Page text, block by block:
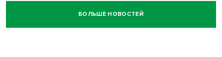
БОЛЬШЕ НОВОСТЕЙ